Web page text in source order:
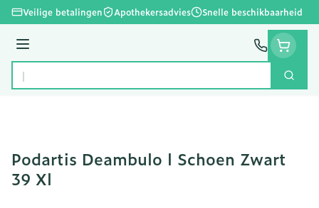
Ga naar de inhoud
Veilige betalingen Apothekersadvies Snelle beschikbaarheid
Menu
Product, merk, categorie...
Zoek
Podartis Deambulo l Schoen Zwart
39 Xl